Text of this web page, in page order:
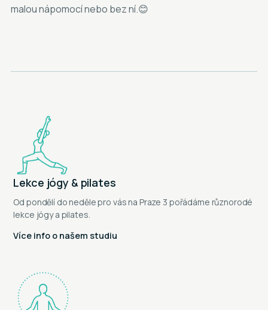
malou nápomocí nebo bez ní.😊
Lekce jógy & pilates
Od pondělí do neděle pro vás na Praze 3 pořádáme různorodé
lekce jógy a pilates.
Více info o našem studiu